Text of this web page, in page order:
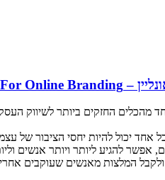
מהכלים החזקים ביותר לשיווק
יכול להיות יחסי הציבור של
אפשר להגיע ליותר ויותר אנשים
ולקבל המלצות מאנשים שעוקבים